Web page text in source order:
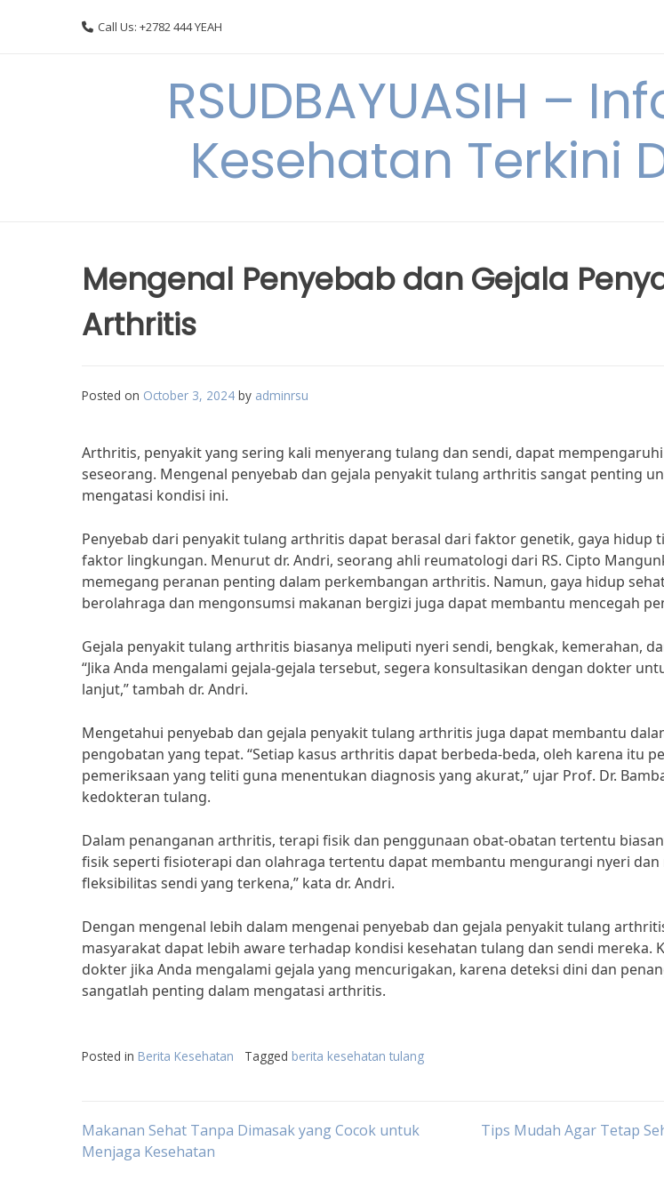
Call Us: +2782 444 YEAH
RSUDBAYUASIH –
Kesehatan Terkini
Mengenal Penyebab dan Gejala
Arthritis
Posted on October 3, 2024 by adminrsu
Arthritis, penyakit yang sering kali menyerang tulang dan sendi, dapat
seseorang. Mengenal penyebab dan gejala penyakit tulang arthritis sangat penting
mengatasi kondisi ini.
Penyebab dari penyakit tulang arthritis dapat berasal dari faktor genetik, gaya hidup
faktor lingkungan. Menurut dr. Andri, seorang ahli reumatologi dari RS. Cipto
memegang peranan penting dalam perkembangan arthritis. Namun, gaya hidup
berolahraga dan mengonsumsi makanan bergizi juga dapat membantu mencegah
Gejala penyakit tulang arthritis biasanya meliputi nyeri sendi, bengkak, kemerahan,
“Jika Anda mengalami gejala-gejala tersebut, segera konsultasikan dengan dokter
lanjut,” tambah dr. Andri.
Mengetahui penyebab dan gejala penyakit tulang arthritis juga dapat membantu
pengobatan yang tepat. “Setiap kasus arthritis dapat berbeda-beda, oleh karena itu
pemeriksaan yang teliti guna menentukan diagnosis yang akurat,” ujar Prof. Dr.
kedokteran tulang.
Dalam penanganan arthritis, terapi fisik dan penggunaan obat-obatan tertentu
fisik seperti fisioterapi dan olahraga tertentu dapat membantu mengurangi nyeri
fleksibilitas sendi yang terkena,” kata dr. Andri.
Dengan mengenal lebih dalam mengenai penyebab dan gejala penyakit tulang
masyarakat dapat lebih aware terhadap kondisi kesehatan tulang dan sendi mereka.
dokter jika Anda mengalami gejala yang mencurigakan, karena deteksi dini dan
sangatlah penting dalam mengatasi arthritis.
Posted in Berita Kesehatan Tagged berita kesehatan tulang
Post
Makanan Sehat Tanpa Dimasak yang Cocok untuk
Menjaga Kesehatan
Tips Mudah Agar Tetap